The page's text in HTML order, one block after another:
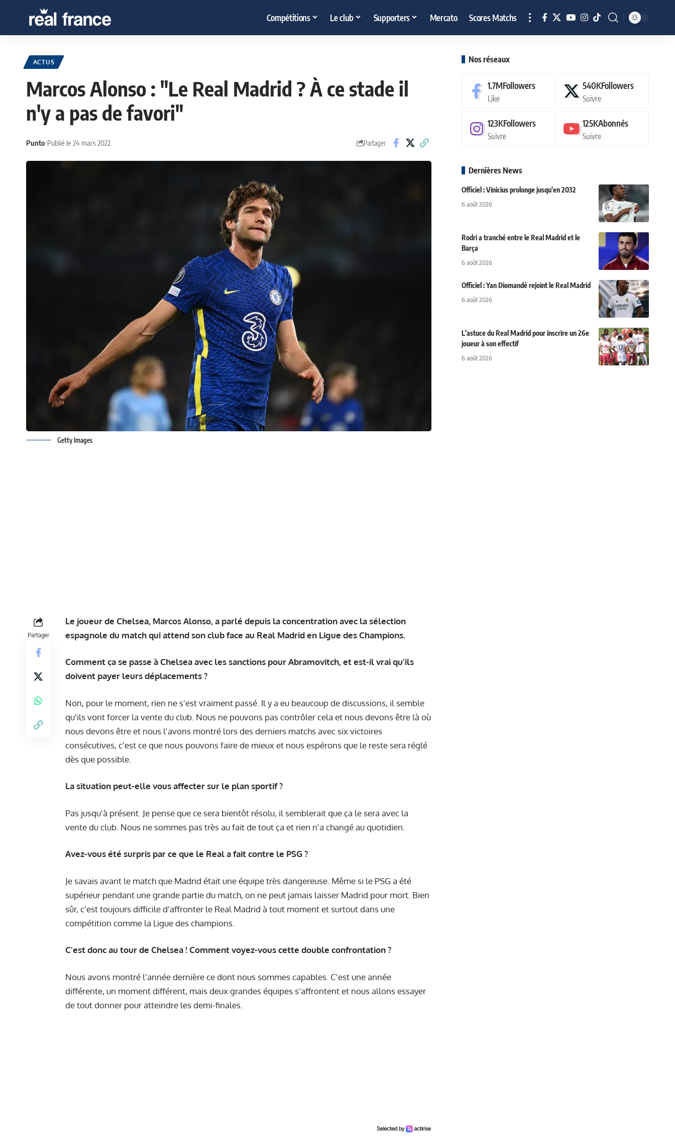
Compétitions Le club Supporters Mercato Scores Matchs
ACTUS
Marcos Alonso : "Le Real Madrid ? À ce stade il
n'y a pas de favori"
Punto Publié le 24 mars 2022 Partager
Getty Images
Partager
Le joueur de Chelsea, Marcos Alonso, a parlé depuis la concentration avec la sélection
espagnole du match qui attend son club face au Real Madrid en Ligue des Champions.
Comment ça se passe à Chelsea avec les sanctions pour Abramovitch, et est-il vrai qu'ils
doivent payer leurs déplacements ?
Non, pour le moment, rien ne s'est vraiment passé. Il y a eu beaucoup de discussions, il semble
qu'ils vont forcer la vente du club. Nous ne pouvons pas contrôler cela et nous devons être là où
nous devons être et nous l'avons montré lors des derniers matchs avec six victoires
consécutives, c'est ce que nous pouvons faire de mieux et nous espérons que le reste sera réglé
dès que possible.
La situation peut-elle vous affecter sur le plan sportif ?
Pas jusqu'à présent. Je pense que ce sera bientôt résolu, il semblerait que ça le sera avec la
vente du club. Nous ne sommes pas très au fait de tout ça et rien n'a changé au quotidien.
Avez-vous été surpris par ce que le Real a fait contre le PSG ?
Je savais avant le match que Madrid était une équipe très dangereuse. Même si le PSG a été
supérieur pendant une grande partie du match, on ne peut jamais laisser Madrid pour mort. Bien
sûr, c’est toujours difficile d'affronter le Real Madrid à tout moment et surtout dans une
compétition comme la Ligue des champions.
C'est donc au tour de Chelsea ! Comment voyez-vous cette double confrontation ?
Nous avons montré l'année dernière ce dont nous sommes capables. C'est une année
différente, un moment différent, mais deux grandes équipes s’affrontent et nous allons essayer
de tout donner pour atteindre les demi-finales.
Nos réseaux
1.7MFollowers
Like
540KFollowers
Suivre
123KFollowers
Suivre
125KAbonnés
Suivre
Dernières News
Officiel : Vinicius prolonge jusqu'en 2032
6 août 2026
Rodri a tranché entre le Real Madrid et le
Barça
6 août 2026
Officiel : Yan Diomandé rejoint le Real Madrid
6 août 2026
L'astuce du Real Madrid pour inscrire un 26e
joueur à son effectif
6 août 2026